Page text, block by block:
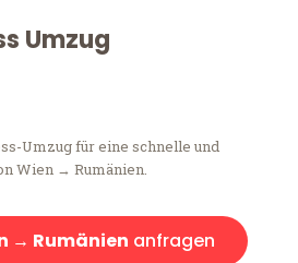
Umzug
Umzug für eine schnelle und
Wien → Rumänien.
→ Rumänien anfragen